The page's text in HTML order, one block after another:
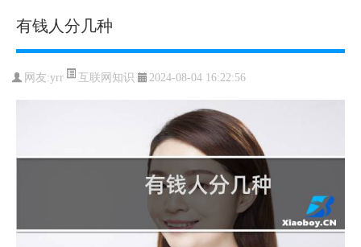
有钱人分几种
网友:yrr 互联网知识 2024-08-04 16:22:56